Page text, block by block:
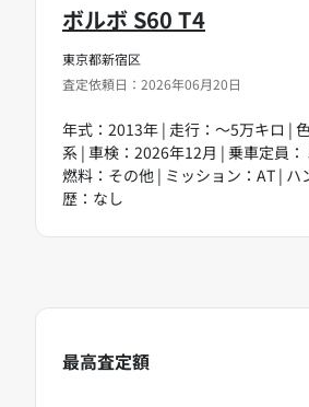
東京都新宿区
査定依頼日：2026年06月20日
ボルボ S60 T4
年式：2013年 | 走行：～5万キロ |
系 | 車検：2026年12月 | 乗車定員：
燃料：その他 | ミッション：AT | ハ
歴：なし
最高査定額